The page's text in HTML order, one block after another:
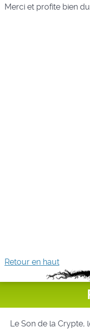
Merci et profite bien
Retour en haut
Le Son de la Crypte,